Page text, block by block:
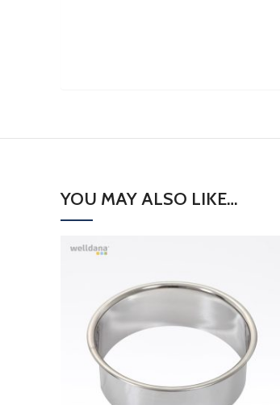
YOU MAY ALSO LIKE…